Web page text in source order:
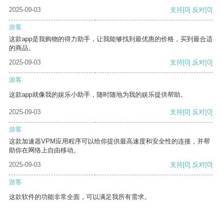
2025-09-03
支持[0] 反对[0]
游客
这款app是我购物的得力助手，让我能够找到最优惠的价格，买到最合适
的商品。
2025-09-03
支持[0] 反对[0]
游客
这款app就像我的娱乐小助手，随时随地为我的娱乐提供帮助。
2025-09-03 支持[0] 反对[0]
游客
这款加速器VPM应用程序可以给你提供最高速度和安全性的连接，并帮
助你在网络上自由移动。
2025-09-03
支持[0] 反对[0]
游客
这款软件的功能非常全面，可以满足我所有需求。